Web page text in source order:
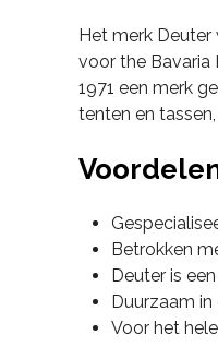
Het merk Deuter
voor the Bavaria
1971 een merk
tenten en
Betrokken
Deuter is
Duurzaam in
Voor het